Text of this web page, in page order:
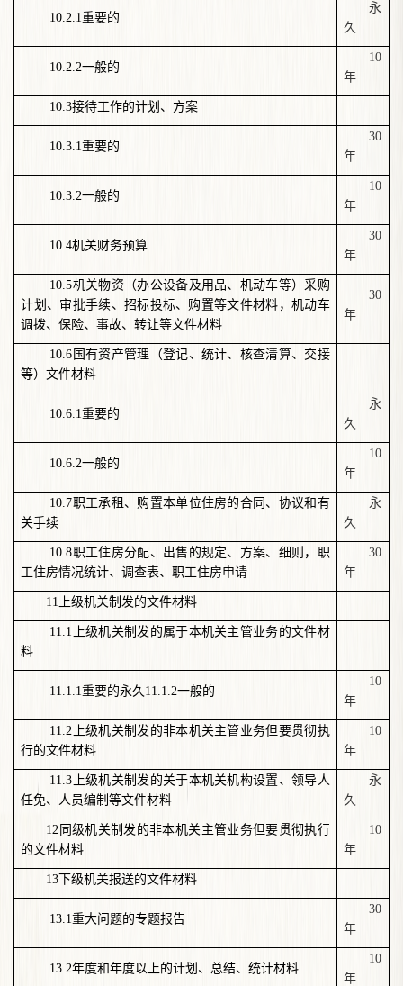
10.2.1重要的
永
久
10.2.2一般的
10
年
10.3接待工作的计划、方案
10.3.1重要的
30
年
10.3.2一般的
10
年
10.4机关财务预算
30
年
10.5机关物资（办公设备及用品、机动车等）采购
计划、审批手续、招标投标、购置等文件材料，机动车
调拨、保险、事故、转让等文件材料
30
年
10.6 国有资产管理（登记、统计、核查清算、交接
等）文件材料
10.6.1重要的
永
久
10.6.2一般的
10
年
10.7职工承租、购置本单位住房的合同、协议和有
关手续
永
久
10.8职工住房分配、出售的规定、方案、细则，职
工住房情况统计、调查表、职工住房申请
30
年
11 上级机关制发的文件材料
11.1 上级机关制发的属于本机关主管业务的文件材
料
11.1.1重要的永久 11.1.2一般的
10
年
11.2 上级机关制发的非本机关主管业务但要贯彻执
行的文件材料
10
年
11.3 上级机关制发的关于本机关机构设置、领导人
任免、人员编制等文件材料
永
久
12 同级机关制发的非本机关主管业务但要贯彻执行
的文件材料
10
年
13 下级机关报送的文件材料
13.1重大问题的专题报告
30
年
13.2年度和年度以上的计划、总结、统计材料
10
年